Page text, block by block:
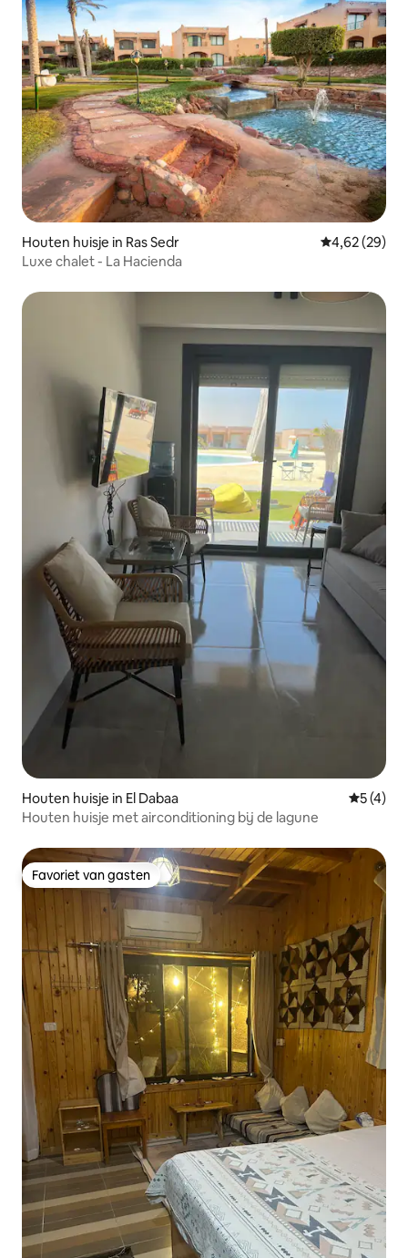
Houten huisje in Ras Sedr Gemiddelde
4,62 (29)
Luxe chalet - La Hacienda
Houten huisje in El Dabaa
5 (4)
Houten huisje met airconditioning bij de lagune
Favoriet van gasten
Favoriet van gasten